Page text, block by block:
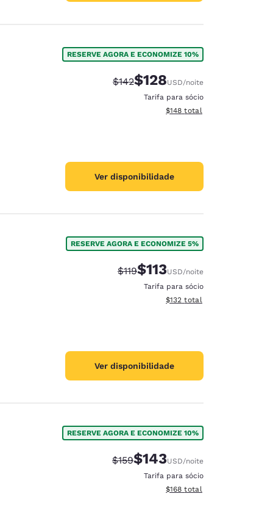
RESERVE AGORA E ECONOMIZE 10%
Tarifa anterior “tachada”:
$142Tarifa com desconto:
$128USD/noite
Tarifa para sócio
Exibir detalhes do total
$148 total
Ver disponibilidade
RESERVE AGORA E ECONOMIZE 5%
Tarifa anterior “tachada”:
$119Tarifa com desconto:
$113USD/noite
Tarifa para sócio
Exibir detalhes do total
$132 total
Ver disponibilidade
RESERVE AGORA E ECONOMIZE 10%
Tarifa anterior “tachada”:
$159Tarifa com desconto:
$143USD/noite
Tarifa para sócio
Exibir detalhes do total
$168 total